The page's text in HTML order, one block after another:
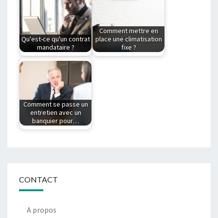
nous nous référons
généralement à…
conseils pour…
Qu'est-ce qu'un contrat
mandataire ?
Qu'est-ce qu'un
contrat mandataire ?
Le contrat
mandataire est un…
Comment mettre en
place une climatisation
fixe ?
Quelles sont les
Comment se passe un
entretien avec un
banquier pour…
L'entretien avec son
conseiller bancaire
CONTACT
A propos